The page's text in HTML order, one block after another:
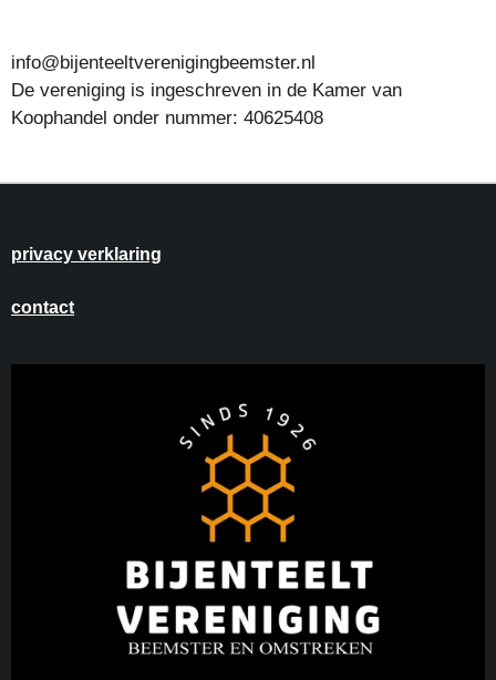
info@bijenteeltverenigingbeemster.nl
De vereniging is ingeschreven in de Kamer van
Koophandel onder nummer: 40625408
privacy verklaring
contact